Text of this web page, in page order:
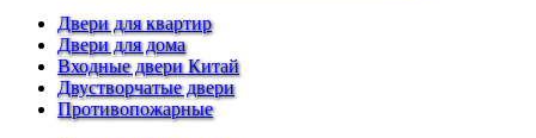
Двери для квартир
Двери для дома
Входные двери Китай
Двустворчатые двери
Противопожарные